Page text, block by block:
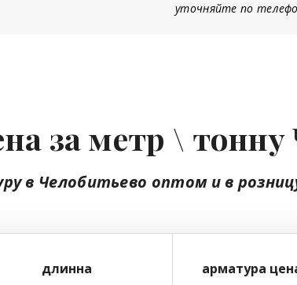
уточняйте по
за метр \ тонну
в Челобитьево оптоми в
длинна арматура